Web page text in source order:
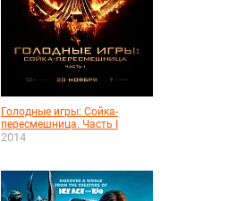
Голодные игры: Сойка-
пересмешница. Часть I
2014